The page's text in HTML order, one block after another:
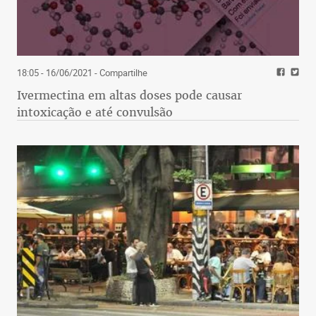
18:05 - 16/06/2021 - Compartilhe
Ivermectina em altas doses pode causar
intoxicação e até convulsão